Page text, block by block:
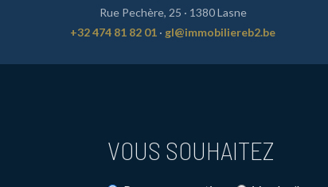
Rue Pechère, 25 · 1380 Lasne
+32 474 81 82 01 · gl@immobiliereb2.be
VOUS SOUHAITEZ